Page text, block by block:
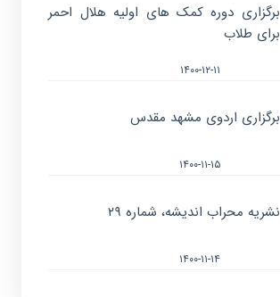
برگزاری دوره کمک های اولیه هلال احمر
برای طلاب
۱۴۰۰-۱۲-۱۱
برگزاری اردوی مشهد مقدس
۱۴۰۰-۱۱-۱۵
نشریه محراب اندیشه، شماره ۲۹
۱۴۰۰-۱۱-۱۴